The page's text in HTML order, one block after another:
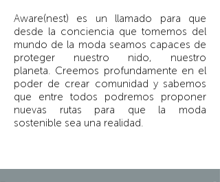
Aware(nest) es un llamado para que
desde la conciencia que tomemos del
mundo de la moda seamos capaces de
proteger nuestro nido, nuestro
planeta. Creemos profundamente en el
poder de crear comunidad y sabemos
que entre todos podremos proponer
nuevas rutas para que la moda
sostenible sea una realidad.